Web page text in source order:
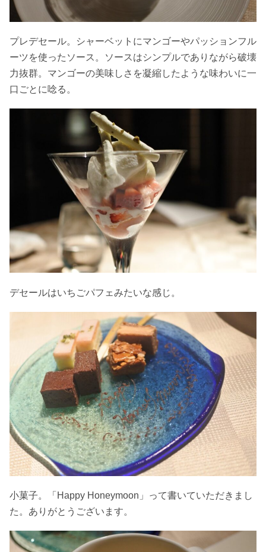
プレデセール。シャーベットにマンゴーやパッションフル
ーツを使ったソース。ソースはシンプルでありながら破壊
力抜群。マンゴーの美味しさを凝縮したような味わいに一
口ごとに唸る。
デセールはいちごパフェみたいな感じ。
小菓子。「Happy Honeymoon」って書いていただきまし
た。ありがとうございます。